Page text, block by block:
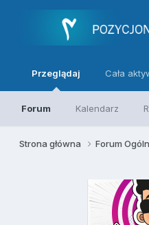
Przeglądaj
Forum Kalendarz
Cała
Strona główna Forum